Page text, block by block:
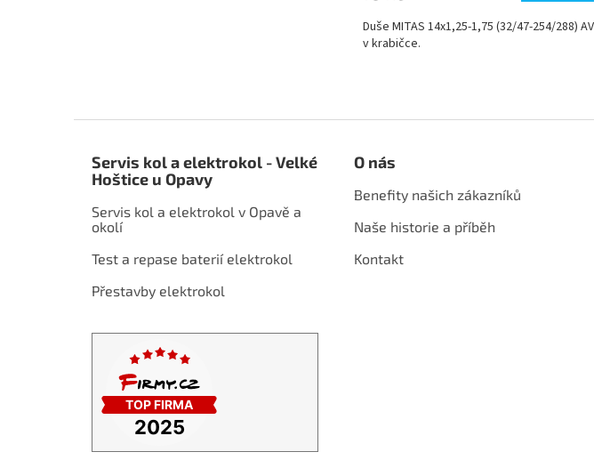
Duše MITAS 14x1,25-1,75 (32/47-254/288) AV
v krabičce.
Servis kol a elektrokol - Velké
Hoštice u Opavy
Servis kol a elektrokol v Opavě a
okolí
Test a repase baterií elektrokol
Přestavby elektrokol
O nás
Benefity našich zákazníků
Naše historie a příběh
Kontakt